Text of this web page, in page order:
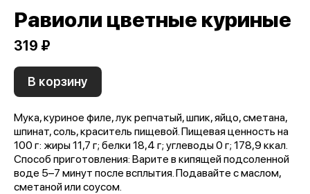
Равиоли цветные куриные
319 ₽
В корзину
Мука, куриное филе, лук репчатый, шпик, яйцо, сметана,
шпинат, соль, краситель пищевой. Пищевая ценность на
100 г: жиры 11,7 г; белки 18,4 г; углеводы 0 г; 178,9 ккал.
Способ приготовления: Варите в кипящей подсоленной
воде 5–7 минут после всплытия. Подавайте с маслом,
сметаной или соусом.